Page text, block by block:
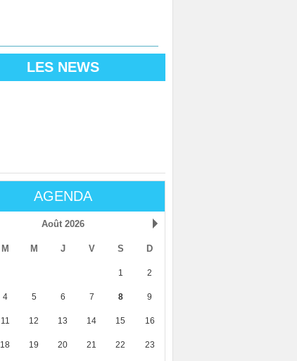
LES NEWS
AGENDA
Août 2026
M M J V S D
1 2
4 5 6 7 8 9
11 12 13 14 15 16
18 19 20 21 22 23